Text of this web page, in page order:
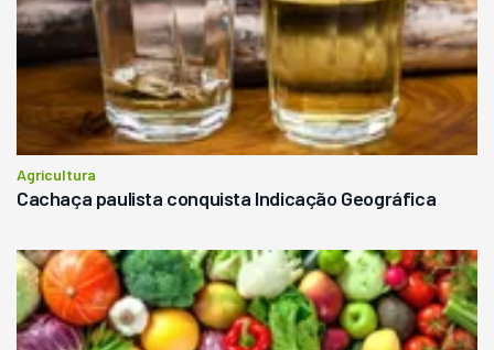
Agricultura
Cachaça paulista conquista Indicação Geográfica